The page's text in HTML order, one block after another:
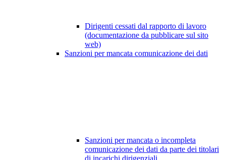
Dirigenti cessati dal rapporto di lavoro
(documentazione da pubblicare sul sito
web)
Sanzioni per mancata comunicazione dei dati
Sanzioni per mancata o incompleta
comunicazione dei dati da parte dei titolari